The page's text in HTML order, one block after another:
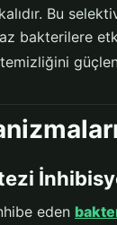
Bu
bakterilere
temizliğini
eden